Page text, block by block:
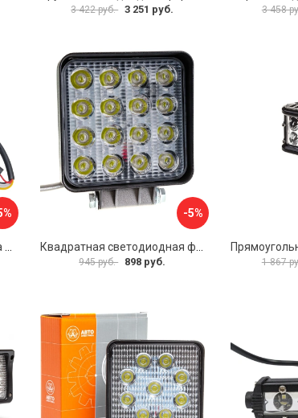
3 422 руб. 3 251 руб. 3 458
Круглая светодиодная фара LADA Priora SKYWAY OFF ROAD S07201086
-5%
Квадратная светодиодная фара SKYWAY OFF ROAD S07201016
945 руб. 898 руб. 1 867